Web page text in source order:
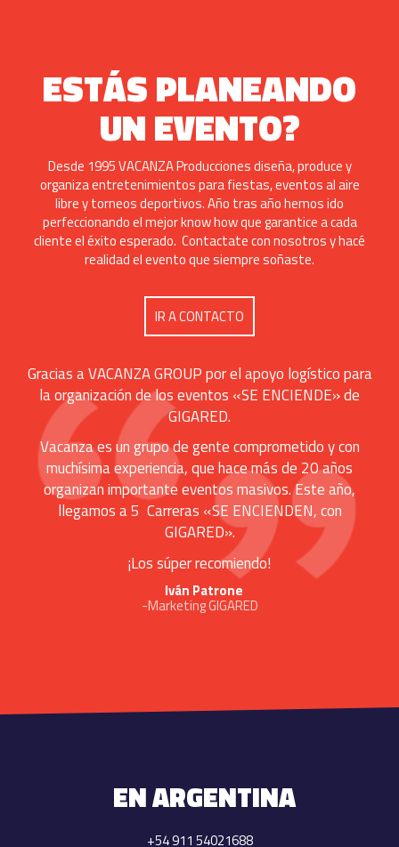
ESTÁS PLANEANDO
UN EVENTO?
Desde 1995 VACANZA Producciones diseña, produce y
organiza entretenimientos para fiestas, eventos al aire
libre y torneos deportivos. Año tras año hemos ido
perfeccionando el mejor know how que garantice a cada
cliente el éxito esperado. Contactate con nosotros y hacé
realidad el evento que siempre soñaste.
IR A CONTACTO
Gracias a VACANZA GROUP por el apoyo logístico para
la organización de los eventos «SE ENCIENDE» de
GIGARED.
Vacanza es un grupo de gente comprometido y con
muchísima experiencia, que hace más de 20 años
organizan importante eventos masivos. Este año,
llegamos a 5 Carreras «SE ENCIENDEN, con
GIGARED».
¡Los súper recomiendo!
Iván Patrone
-Marketing GIGARED
EN ARGENTINA
+54 911 54021688